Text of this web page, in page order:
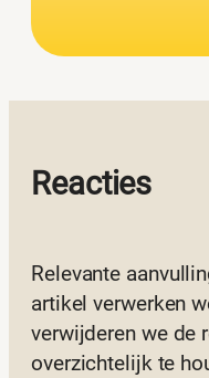
Reacties
Relevante
artikel verwerken
verwijderen we de
overzichtelijk te